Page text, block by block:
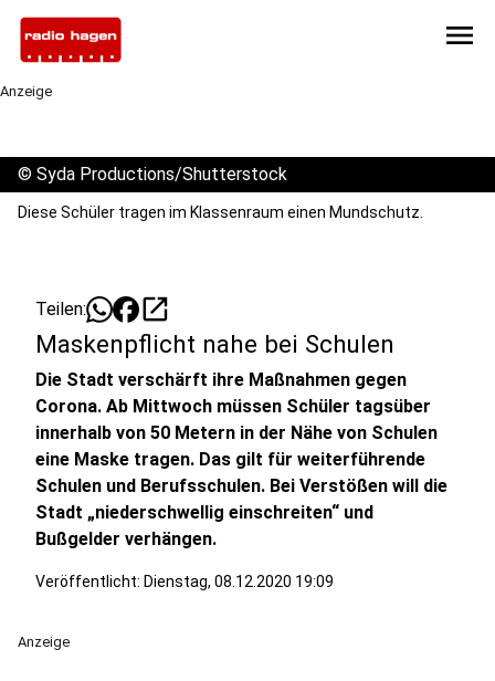
menu
Anzeige
© Syda Productions/Shutterstock
Diese Schüler tragen im Klassenraum einen Mundschutz.
Teilen: open_in_new
Maskenpflicht nahe bei Schulen
Die Stadt verschärft ihre Maßnahmen gegen
Corona. Ab Mittwoch müssen Schüler tagsüber
innerhalb von 50 Metern in der Nähe von Schulen
eine Maske tragen. Das gilt für weiterführende
Schulen und Berufsschulen. Bei Verstößen will die
Stadt „niederschwellig einschreiten“ und
Bußgelder verhängen.
Veröffentlicht: Dienstag, 08.12.2020 19:09
Anzeige